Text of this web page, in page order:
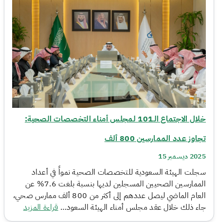
خلال الاجتماع الـ101 لمجلس أمناء التخصصات الصحية:
تجاوز عدد الممارسين 800 ألف
2025 ديسمبر 15
سجلت الهيئة السعودية للتخصصات الصحية نمواً في أعداد
الممارسين الصحيين المسجلين لديها بنسبة بلغت 7.6% عن
العام الماضي ليصل عددهم إلى أكثر من 800 ألف ممارس صحي،
جاء ذلك خلال عقد مجلس أمناء الهيئة السعود…قراءة المزيد